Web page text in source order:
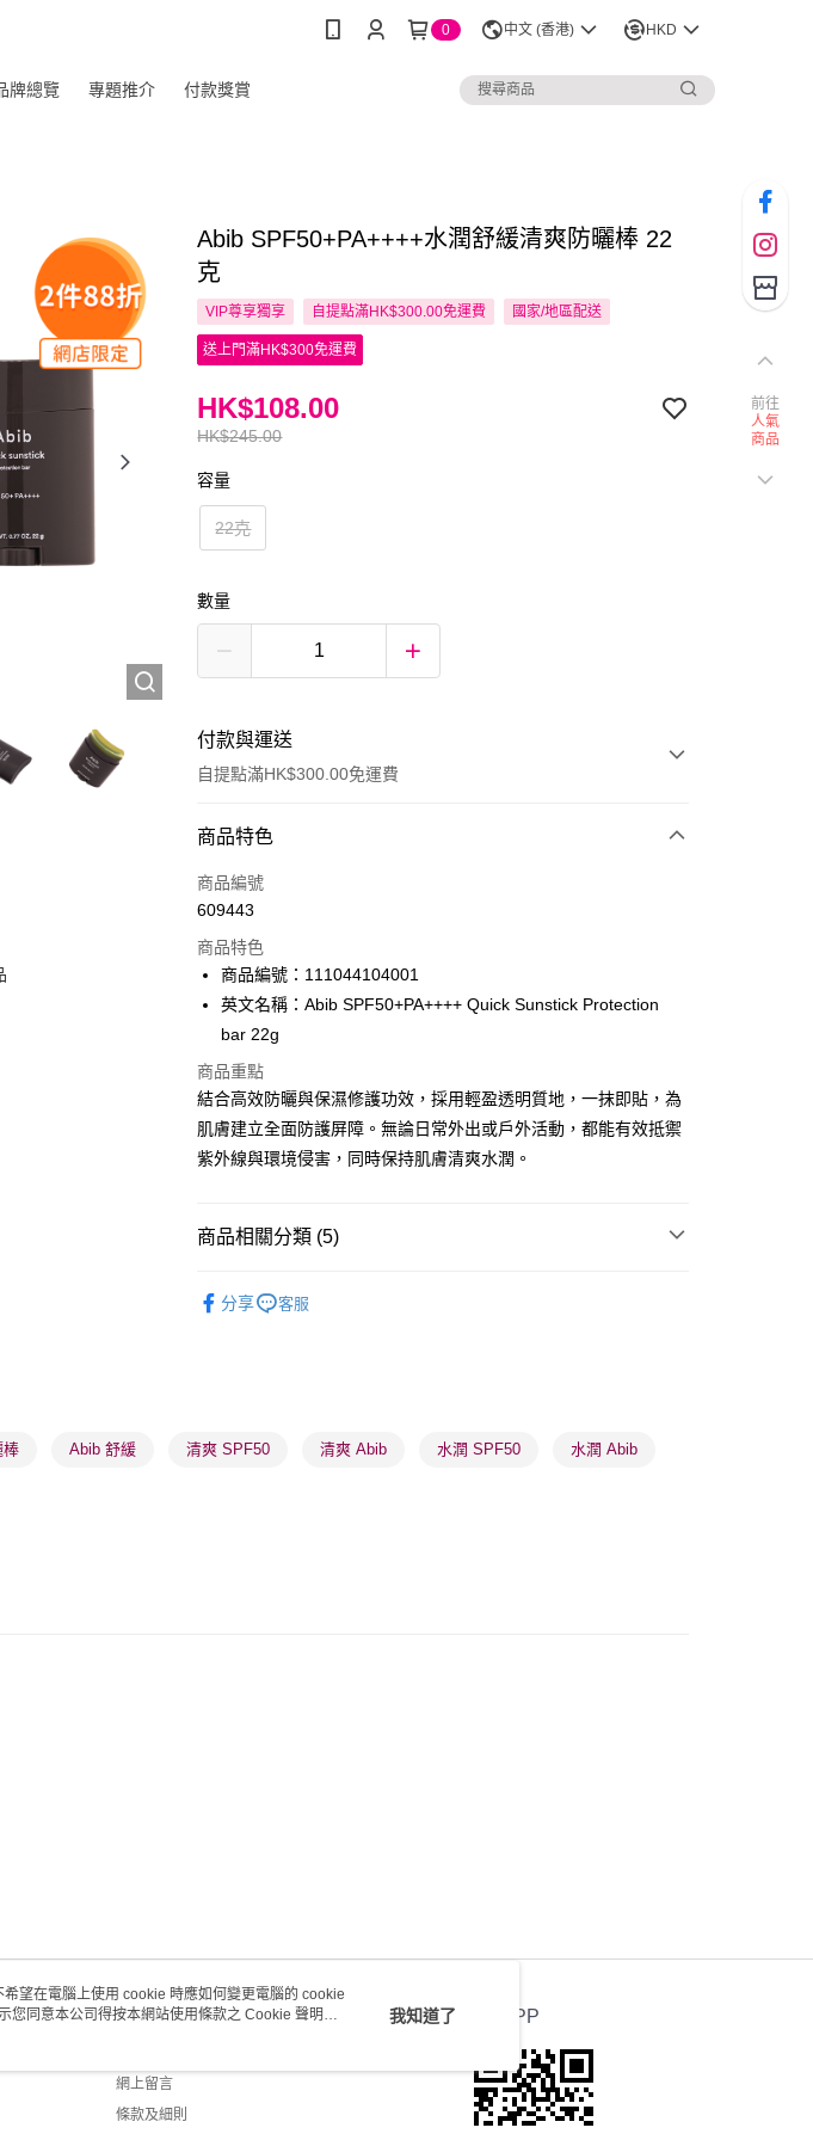
0 中文 (香港) HKD
牌總覽 專題推介 付款獎賞
Abib SPF50+PA++++水潤舒緩清爽防曬棒 22
克
VIP尊享獨享 自提點滿HK$300.00免運費 國家/地區配送
送上門滿HK$300免運費
HK$245.00
HK$108.00
容量
22克
數量
付款與運送
自提點滿HK$300.00免運費
付款方式
信用卡
AlipayHK
PayMe
BoC Pay
順豐站及營業點 - 確認發貨後1-3個工作天送達
商品特色
商品編號
609443
商品特色
商品編號：111044104001
英文名稱：Abib SPF50+PA++++ Quick Sunstick Protection
bar 22g
商品重點
結合高效防曬與保濕修護功效，採用輕盈透明質地，一抹即貼，為
肌膚建立全面防護屏障。無論日常外出或戶外活動，都能有效抵禦
紫外線與環境侵害，同時保持肌膚清爽水潤。
商品相關分類 (5)
莎莎獨家品牌✨ 韓系品牌 全部產品
分享 客服
棒 Abib 舒緩 清爽 SPF50 清爽 Abib 水潤 SPF50 水潤 Abib
客戶服務
網上留言
條款及細則
官方APP
前往
人氣
商品
望在電腦上使用 cookie 時應如何變更電腦的 cookie
您同意本公司得按本網站使用條款之 Cookie 聲明使
我知道了